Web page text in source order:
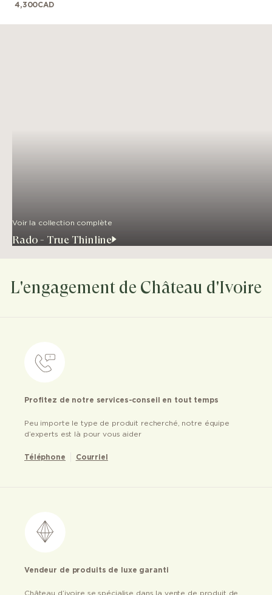
4,300CAD
Voir la collection complète
Rado - True Thinline
L'engagement de Château d'Ivoire
Profitez de notre services-conseil en tout temps
Peu importe le type de produit recherché, notre équipe
d’experts est là pour vous aider
Téléphone Courriel
Vendeur de produits de luxe garanti
Château d’ivoire se spécialise dans la vente de produit de